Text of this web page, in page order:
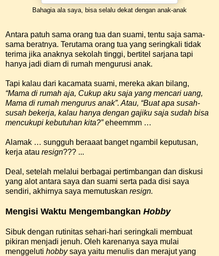
Bahagia ala saya, bisa selalu dekat dengan anak-anak
Antara patuh sama orang tua dan suami, tentu saja sama-
sama beratnya. Terutama orang tua yang seringkali tidak
terima jika anaknya sekolah tinggi, bertitel sarjana tapi
hanya jadi diam di rumah mengurusi anak.
Tapi kalau dari kacamata suami, mereka akan bilang,
“Mama di rumah aja, Cukup aku saja yang mencari uang,
Mama di rumah mengurus anak”. Atau, “Buat apa susah-
susah bekerja, kalau hanya dengan gajiku saja sudah bisa
mencukupi kebutuhan kita?”eheemmm …
Alamak … sungguh beraaat banget ngambil keputusan,
kerja atau resign??? ...
Deal, setelah melalui berbagai pertimbangan dan diskusi
yang alot antara saya dan suami serta pada disi saya
sendiri, akhirnya saya memutuskan resign.
Mengisi Waktu Mengembangkan Hobby
Sibuk dengan rutinitas sehari-hari seringkali membuat
pikiran menjadi jenuh. Oleh karenanya saya mulai
menggeluti hobbysaya yaitu menulis dan merajut yang